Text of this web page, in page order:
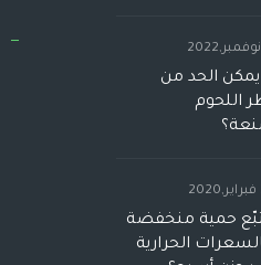
الحد من
اللحوم
حمية منخفضة
الحرارية